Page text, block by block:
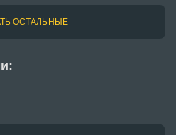
ОСТАЛЬНЫЕ